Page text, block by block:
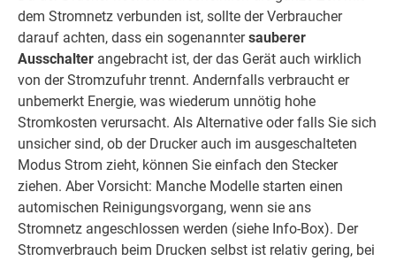
dem Stromnetz verbunden ist, sollte der Verbraucher
darauf achten, dass ein sogenanntersauberer
Ausschalter angebracht ist, der das Gerät auch wirklich
von der Stromzufuhr trennt. Andernfalls verbraucht er
unbemerkt Energie, was wiederum unnötig hohe
Stromkosten verursacht. Als Alternative oder falls Sie sich
unsicher sind, ob der Drucker auch im ausgeschalteten
Modus Strom zieht, können Sie einfach den Stecker
ziehen. Aber Vorsicht: Manche Modelle starten einen
automischen Reinigungsvorgang, wenn sie ans
Stromnetz angeschlossen werden (siehe Info-Box). Der
Stromverbrauch beim Drucken selbst ist relativ gering, bei